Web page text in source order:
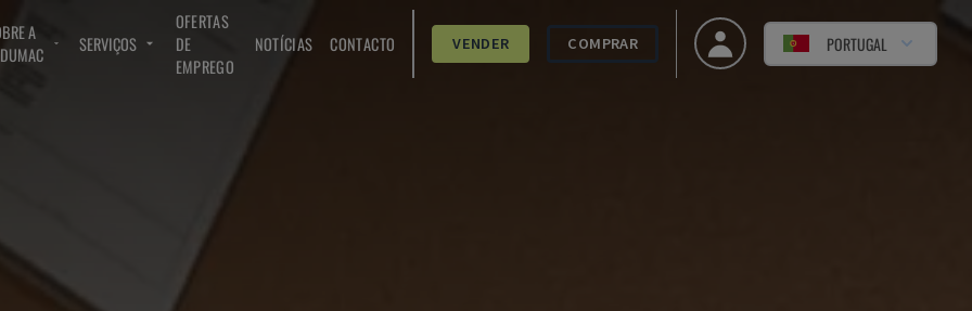
A
SERVIÇOS
OFERTAS
DE
EMPREGO
NOTÍCIAS CONTACTO VENDER COMPRAR PORTUGAL